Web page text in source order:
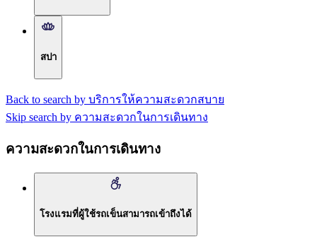
สปา
Back to search by บริการให้ความสะดวกสบาย
Skip search by ความสะดวกในการเดินทาง
ความสะดวกในการเดินทาง
โรงแรมที่ผู้ใช้รถเข็นสามารถเข้าถึงได้